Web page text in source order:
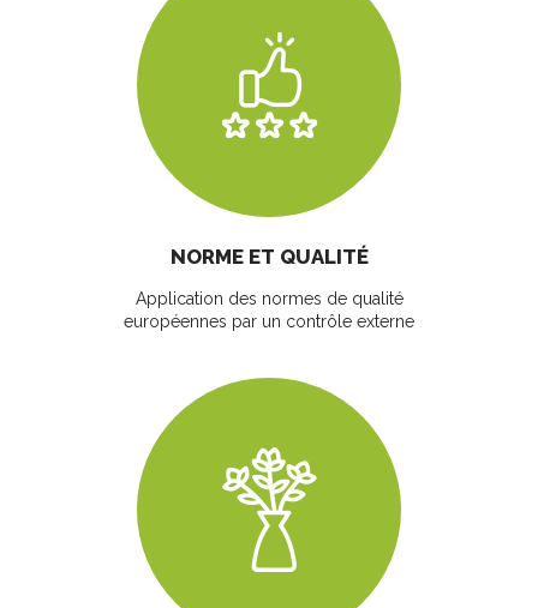
NORME ET QUALITÉ
Application des normes de qualité
européennes par un contrôle externe